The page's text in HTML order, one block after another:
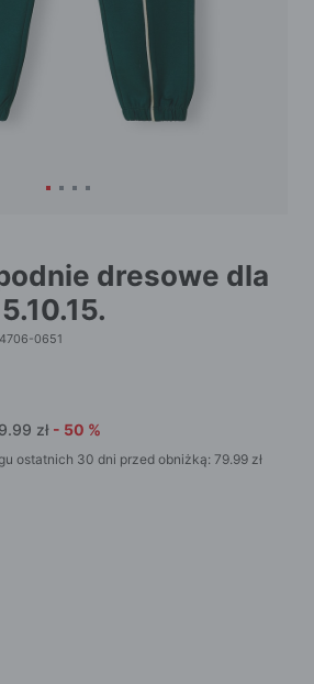
0651
zł - 50 %
ostatnich 30 dni przed obniżką: 79.99 zł